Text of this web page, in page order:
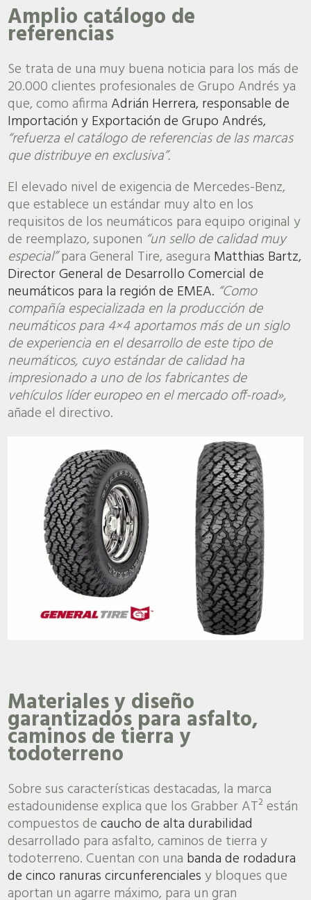
Amplio catálogo de
referencias
Se trata de una muy buena noticia para los más de
20.000 clientes profesionales de Grupo Andrés ya
que, como afirma Adrián Herrera, responsable de
Importación y Exportación de Grupo Andrés,
“refuerza el catálogo de referencias de las marcas
que distribuye en exclusiva”.
El elevado nivel de exigencia de Mercedes-Benz,
que establece un estándar muy alto en los
requisitos de los neumáticos para equipo original y
de reemplazo, suponen “un sello de calidad muy
especial”para General Tire, asegura Matthias Bartz,
Director General de Desarrollo Comercial de
neumáticos para la región de EMEA. “Como
compañía especializada en la producción de
neumáticos para 4×4 aportamos más de un siglo
de experiencia en el desarrollo de este tipo de
neumáticos, cuyo estándar de calidad ha
impresionado a uno de los fabricantes de
vehículos líder europeo en el mercado off-road»,
añade el directivo.
Materiales y diseño
garantizados para asfalto,
caminos de tierra y
todoterreno
Sobre sus características destacadas, la marca
estadounidense explica que los Grabber AT² están
compuestos decaucho de alta durabilidad
desarrollado para asfalto, caminos de tierra y
todoterreno. Cuentan con una banda de rodadura
de cinco ranuras circunferencialesy bloques que
aportan un agarre máximo, para un gran